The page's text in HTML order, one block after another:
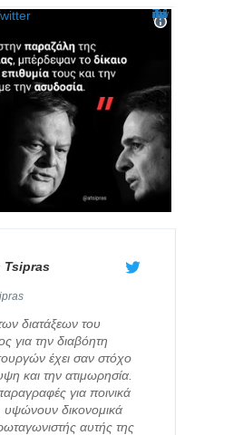
Tsipras
διατάξεων του
για την διαβόητη
έχει σαν στόχο
και την ατιμωρησία.
για ποινικά
υψώνουν δικονομικά
αυτής της
Twitter Ads info and privacy